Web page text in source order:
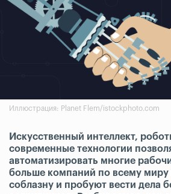
Иллюстрация: Planet Flem/istockphoto.com
Искусственный интеллект,
современные технологии
автоматизировать многие
больше компаний по всему миру
соблазну и пробуют вести дела